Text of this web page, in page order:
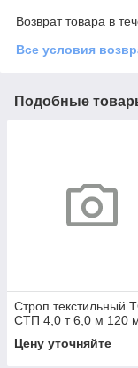
Возврат товара в
Все условия
Подобные
Строп текстильный
СТП 4,0 т 6,0 м 120
Цену уточняйте